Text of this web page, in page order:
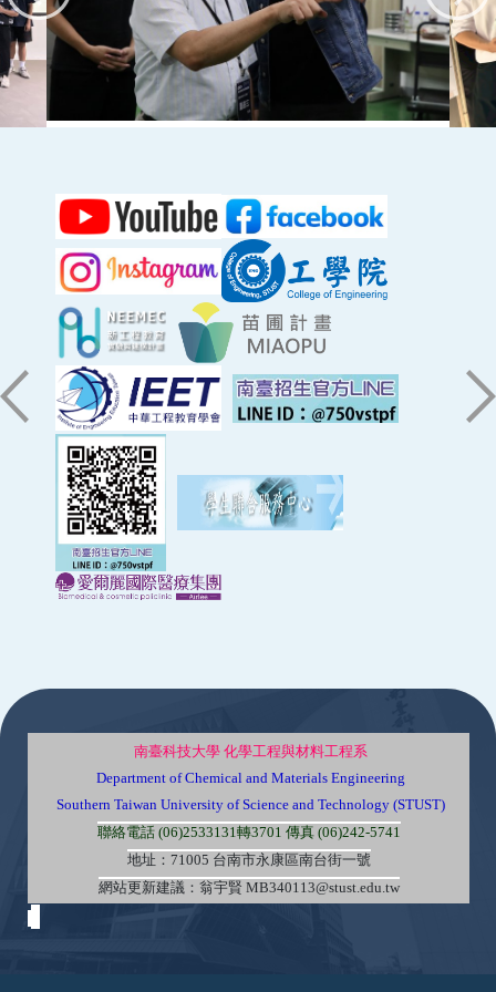
南臺科技大學 化學工程與材料工程系
Department of Chemical and Materials Engineering
Southern Taiwan University of Science and Technology (STUST)
聯絡電話 (06)2533131轉3701 傳真 (06)242-5741
地址：71005 台南市永康區南台街一號
網站更新建議：翁宇賢 MB340113@stust.edu.tw